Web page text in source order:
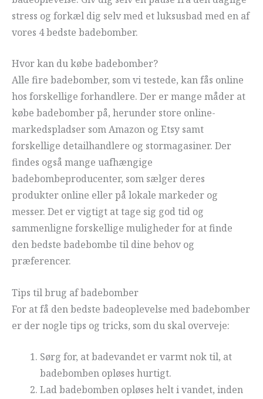
stress og forkæl dig selv med et luksusbad med en af
vores 4 bedste badebomber.
Hvor kan du købe badebomber?
Alle fire badebomber, som vi testede, kan fås online
hos forskellige forhandlere. Der er mange måder at
købe badebomber på, herunder store online-
markedspladser som Amazon og Etsy samt
forskellige detailhandlere og stormagasiner. Der
findes også mange uafhængige
badebombeproducenter, som sælger deres
produkter online eller på lokale markeder og
messer. Det er vigtigt at tage sig god tid og
sammenligne forskellige muligheder for at finde
den bedste badebombe til dine behov og
præferencer.
Tips til brug af badebomber
For at få den bedste badeoplevelse med badebomber
er der nogle tips og tricks, som du skal overveje:
Sørg for, at badevandet er varmt nok til, at
badebomben opløses hurtigt.
Lad badebomben opløses helt i vandet, inden